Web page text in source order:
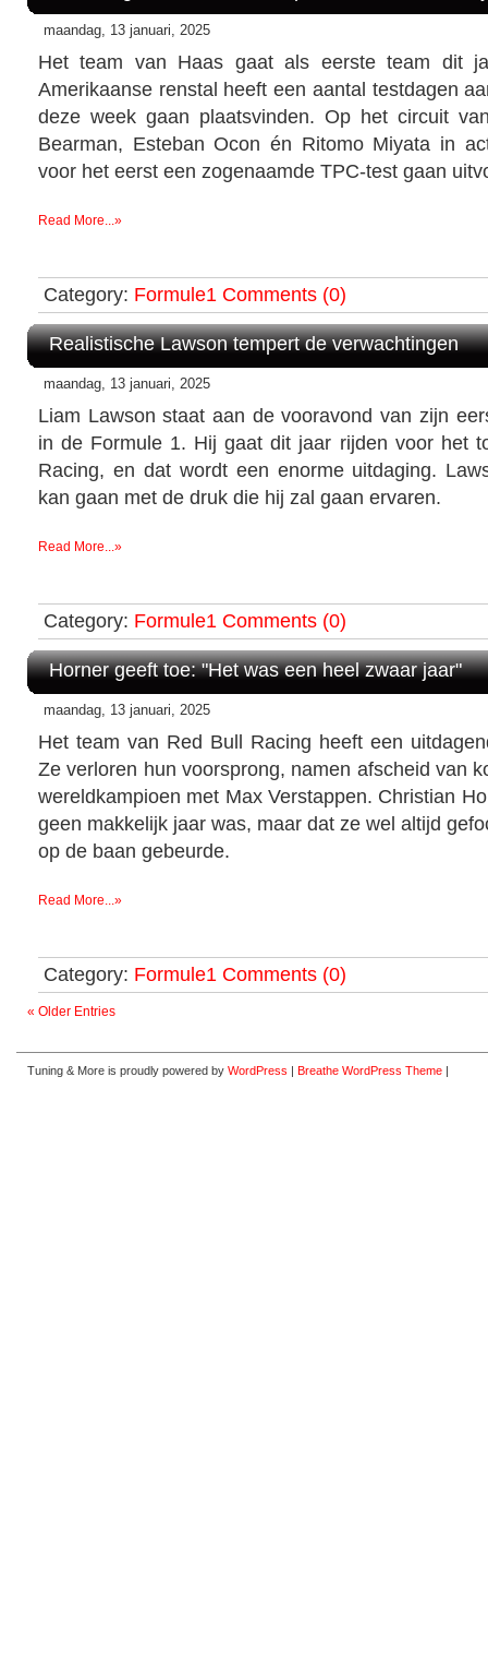
maandag, 13 januari, 2025
Het team van Haas gaat als eerste team dit
Amerikaanse renstal heeft een aantal testdagen
deze week gaan plaatsvinden. Op het circuit
Bearman, Esteban Ocon én Ritomo Miyata in
voor het eerst een zogenaamde TPC-test gaan
Read More...»
Category: Formule1 Comments (0)
Realistische Lawson tempert de verwachtingen
maandag, 13 januari, 2025
Liam Lawson staat aan de vooravond van zijn
in de Formule 1. Hij gaat dit jaar rijden voor het
Racing, en dat wordt een enorme uitdaging.
kan gaan met de druk die hij zal gaan ervaren.
Read More...»
Category: Formule1 Comments (0)
Horner geeft toe: "Het was een heel zwaar jaar"
maandag, 13 januari, 2025
Het team van Red Bull Racing heeft een
Ze verloren hun voorsprong, namen afscheid van
wereldkampioen met Max Verstappen. Christian
geen makkelijk jaar was, maar dat ze wel altijd
op de baan gebeurde.
Read More...»
Category: Formule1 Comments (0)
« Older Entries
Tuning & More is proudly powered by WordPress | Breathe WordPress Theme |